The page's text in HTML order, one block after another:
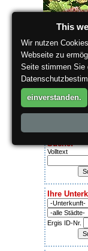
Über die
Sunday
Suche:
Volltext
Ihre
Ergis ID-Nr.
This
Wir nutzen
Webseite zu
Seite stimmen Sie
einverstanden.